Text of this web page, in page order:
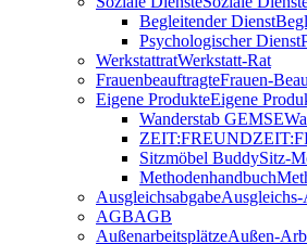
Begleitender Dienst
Psychologischer Dienst
WerkstattratWerkstatt-Rat
FrauenbeauftragteFrauen-
Eigene ProdukteEigene
Wanderstab GEMSE
ZEIT:FREUND
Sitzmöbel BuddySitz-
Methodenhandbuch
Ausgleichsabgabe
AGBAGB
AußenarbeitsplätzeAußen-